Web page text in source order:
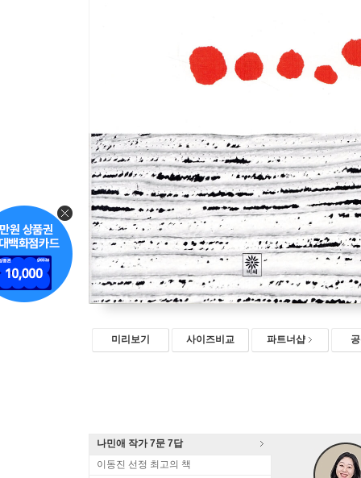
미리보기 사이즈비교 파트너샵
나민애 작가 7문 7답
이동진 선정 최고의 책